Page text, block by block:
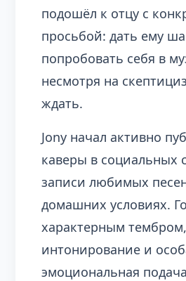
подошёл к отцу с
просьбой: дать ему
попробовать себя в
несмотря на
ждать.
Jony начал активно
каверы в социальных
записи любимых
домашних условиях.
характерным
интонирование и
эмоциональная